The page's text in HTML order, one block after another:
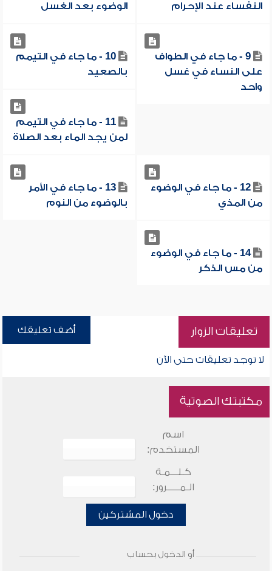
النفساء عند الإحرام
الوضوء بعد الغسل
9 - ما جاء في الطواف
على النساء في غسل
واحد
10 - ما جاء في التيمم
بالصعيد
11 - ما جاء في التيمم
لمن يجد الماء بعد الصلاة
12 - ما جاء في الوضوء
من المذي
13 - ما جاء في الأمر
بالوضوء من النوم
14 - ما جاء في الوضوء
من مس الذكر
تعليقات الزوار أضف تعليقك
لا توجد تعليقات حتى الآن
مكتبتك الصوتية
اسم
المستخدم:
كـلـــمـة
الـمـــــرور:
دخول المشتركين
أو الدخول بحساب